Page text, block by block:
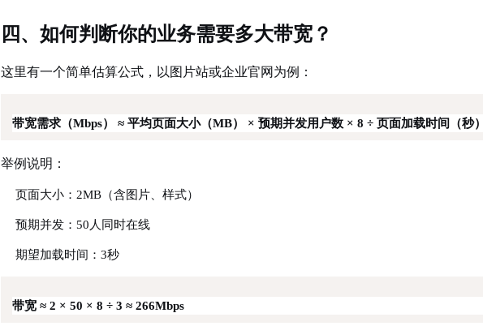
四、如何判断你的业务需要多大带宽？
这里有一个简单估算公式，以图片站或企业官网为例：
带宽需求（Mbps） ≈ 平均页面大小（MB） × 预期并发用户数 × 8 ÷ 页面加载时间（秒
举例说明：
页面大小：2MB（含图片、样式）
预期并发：50人同时在线
期望加载时间：3秒
带宽 ≈ 2 × 50 × 8 ÷ 3 ≈ 266Mbps